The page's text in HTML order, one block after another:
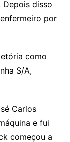
Depois disso
por
como
S/A,
Carlos
e fui
começou a